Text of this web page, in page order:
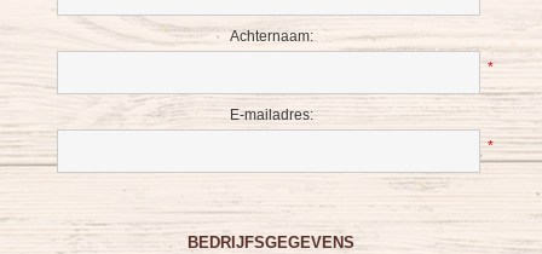
Achternaam:
*
E-mailadres:
*
BEDRIJFSGEGEVENS